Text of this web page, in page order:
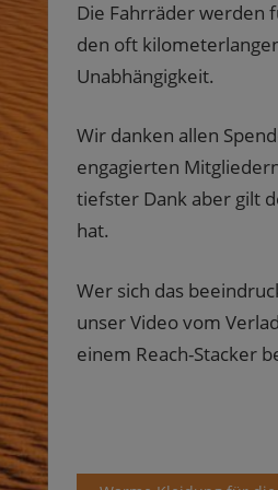
Die Fahrräder werden
den oft
Unabhängigkeit.
Wir danken allen
engagierten
tiefster Dank aber gilt
hat.
Wer sich das
unser Video vom
einem Reach-Stacker